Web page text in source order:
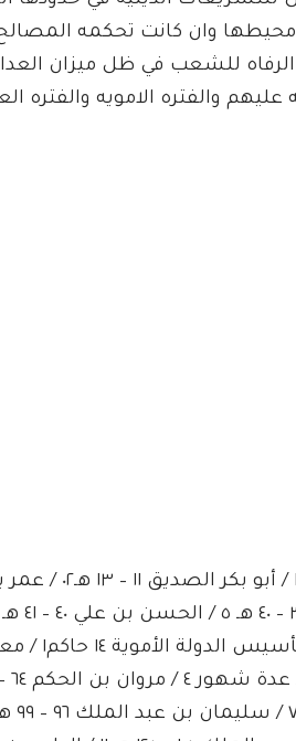
محيطها وان كانت تحكمه
الرفاه للشعب في ظل ميزان
والفتره الامويه والفتره
بن